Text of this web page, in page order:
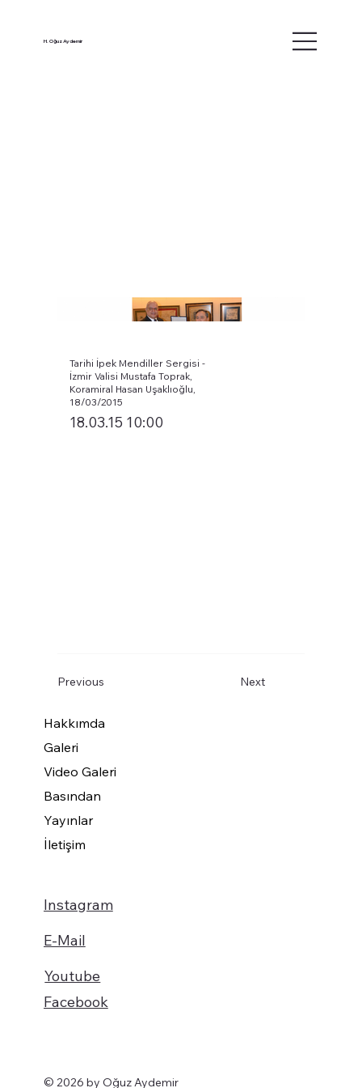
H. Oğuz Aydemir
Tarihi İpek Mendiller Sergisi -
İzmir Valisi Mustafa Toprak,
Koramiral Hasan Uşaklıoğlu,
18/03/2015
18.03.15 10:00
Previous Next
Hakkımda
Galeri
Video Galeri
Basından
Yayınlar
İletişim
Instagram
Facebook
Youtube
E-Mail
© 2026 by Oğuz Aydemir